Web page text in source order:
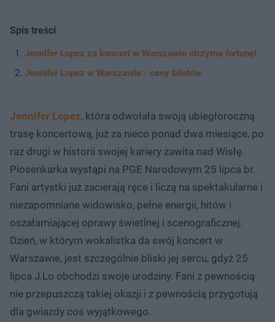
Spis treści
Jennifer Lopez za koncert w Warszawie otrzyma fortunę!
Jennifer Lopez w Warszawie - ceny biletów
Jennifer Lopez, która odwołała swoją ubiegłoroczną
trasę koncertową, już za nieco ponad dwa miesiące, po
raz drugi w historii swojej kariery zawita nad Wisłę.
Piosenkarka wystąpi na PGE Narodowym 25 lipca br.
Fani artystki już zacierają ręce i liczą na spektakularne i
niezapomniane widowisko, pełne energii, hitów i
oszałamiającej oprawy świetlnej i scenograficznej.
Dzień, w którym wokalistka da swój koncert w
Warszawie, jest szczególnie bliski jej sercu, gdyż 25
lipca J.Lo obchodzi swoje urodziny. Fani z pewnością
nie przepuszczą takiej okazji i z pewnością przygotują
dla gwiazdy coś wyjątkowego.